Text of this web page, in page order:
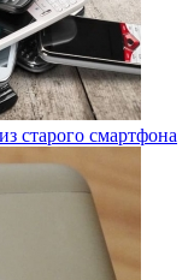
старого смартфона